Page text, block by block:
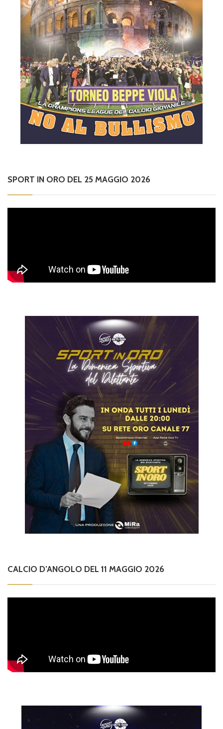
SPORT IN ORO DEL 25 MAGGIO 2026
CALCIO D’ANGOLO DEL 11 MAGGIO 2026